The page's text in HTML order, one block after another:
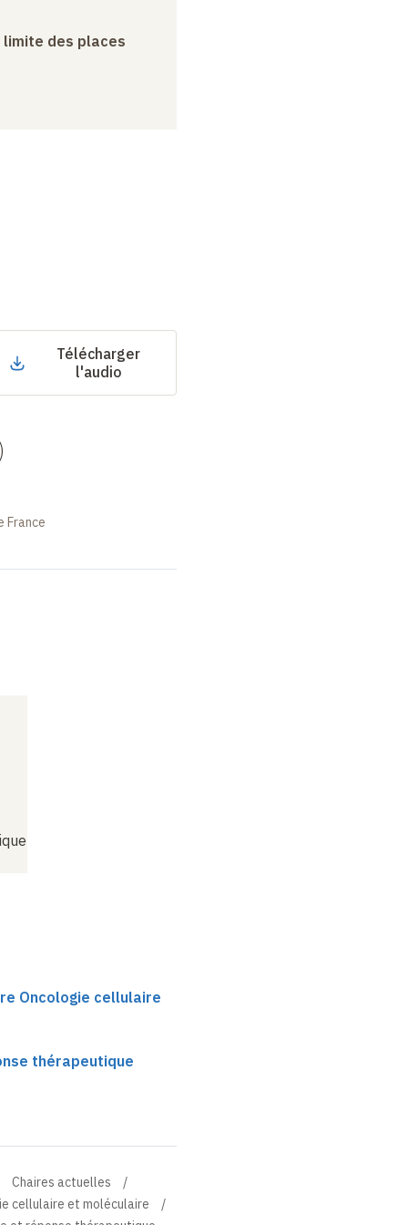
limite des places
Télécharger
l'audio
France
Oncologie cellulaire
thérapeutique
Chaires actuelles
cellulaire et moléculaire